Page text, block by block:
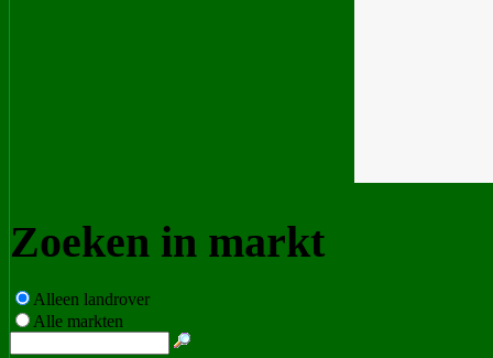
Zoeken in markt
Alleen landrover
Alle markten